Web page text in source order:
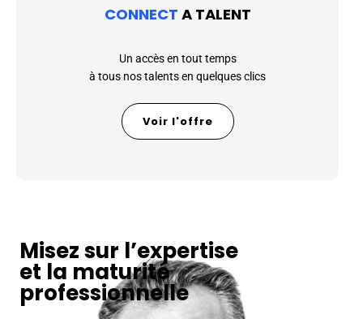
CONNECT A TALENT
Un accès en tout temps
à tous nos talents en quelques clics
Voir l'offre
Misez sur l’expertise
et la maturité
professionnelle